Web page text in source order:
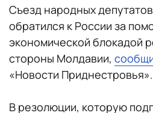
Съезд народных
обратился к России за
экономической блокадой
стороны Молдавии,
«Новости Приднестровья».
В резолюции, которую